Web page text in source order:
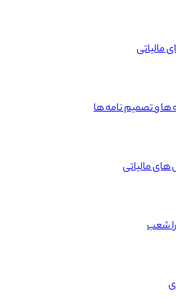
مالیاتی
و تصمیم نامه ها
مالیاتی
شعب